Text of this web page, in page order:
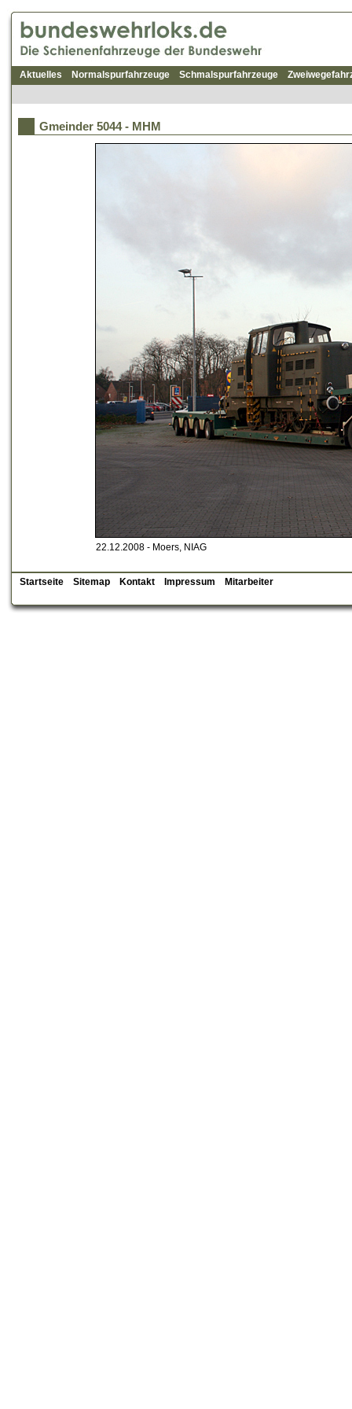
Aktuelles Normalspurfahrzeuge Schmalspurfahrzeuge
Gmeinder 5044 - MHM
22.12.2008 - Moers, NIAG
Startseite Sitemap Kontakt Impressum Mitarbeiter